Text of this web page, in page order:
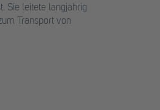
Sie leitete langjährig
Transport von